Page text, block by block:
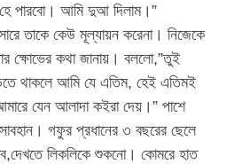
হে পারবো। আমি দুআ দিলাম।”
তাকে কেউ মূল্যায়ন করেনা। নিজেকে
ক্ষোভের কথা জানায়। বললো,”তুই
থাকলে আমি যে এতিম, হেই এতিমই
যেন আলাদা কইরা দেয়।” পাশে
গফুর প্রধানের ৩ বছরের ছেলে
লিকলিকে শুকনো। কোমরে হাত